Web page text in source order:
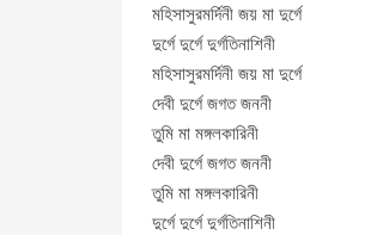
মহিসাসুরমর্দিনী জয় মা দুর্গে
দুর্গে দুর্গে দুর্গতিনাশিনী
মহিসাসুরমর্দিনী জয় মা দুর্গে
দেবী দুর্গে জগত জননী
তুমি মা মঙ্গলকারিনী
দেবী দুর্গে জগত জননী
তুমি মা মঙ্গলকারিনী
দুর্গে দুর্গে দুর্গতিনাশিনী